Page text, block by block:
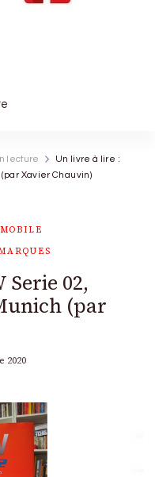
lecture
Un livre à lire :
Xavier Chauvin)
02,
(par
2020